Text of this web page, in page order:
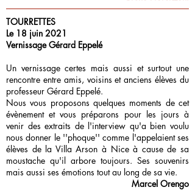
TOURRETTES
Le 18 juin 2021
Vernissage Gérard Eppelé
Un vernissage certes mais aussi et surtout une
rencontre entre amis, voisins et anciens élèves du
professeur Gérard Eppelé.
Nous vous proposons quelques moments de cet
évènement et vous préparons pour les jours à
venir des extraits de l'interview qu'a bien voulu
nous donner le ''phoque'' comme l'appelaient ses
élèves de la Villa Arson à Nice à cause de sa
moustache qu'il arbore toujours. Ses souvenirs
mais aussi ses émotions tout au long de sa vie.
Marcel Orengo